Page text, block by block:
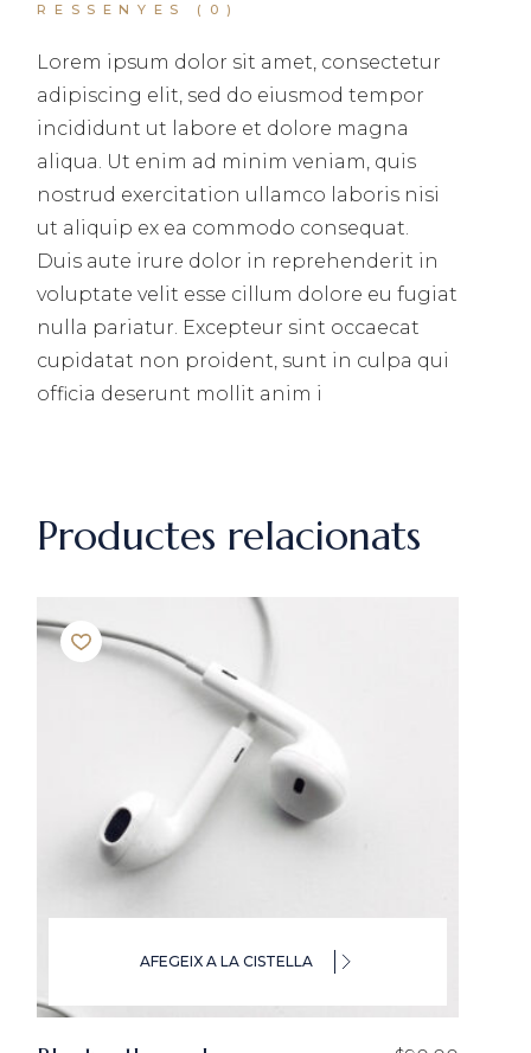
RESSENYES (0)
Lorem ipsum dolor sit amet, consectetur
adipiscing elit, sed do eiusmod tempor
incididunt ut labore et dolore magna
aliqua. Ut enim ad minim veniam, quis
nostrud exercitation ullamco laboris nisi
ut aliquip ex ea commodo consequat.
Duis aute irure dolor in reprehenderit in
voluptate velit esse cillum dolore eu fugiat
nulla pariatur. Excepteur sint occaecat
cupidatat non proident, sunt in culpa qui
officia deserunt mollit anim i
Productes relacionats
AFEGEIX A LA CISTELLA